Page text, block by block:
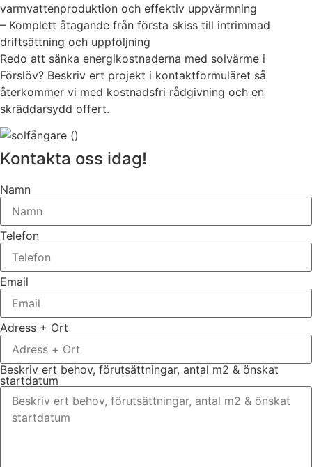
varmvattenproduktion och effektiv uppvärmning
– Komplett åtagande från första skiss till intrimmad
driftsättning och uppföljning
Redo att sänka energikostnaderna med solvärme i
Förslöv? Beskriv ert projekt i kontaktformuläret så
återkommer vi med kostnadsfri rådgivning och en
skräddarsydd offert.
Kontakta oss idag!
Namn
Telefon
Email
Adress + Ort
Beskriv ert behov, förutsättningar, antal m2 & önskat
startdatum